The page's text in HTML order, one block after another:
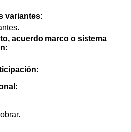
variantes:
acuerdo marco o sistema